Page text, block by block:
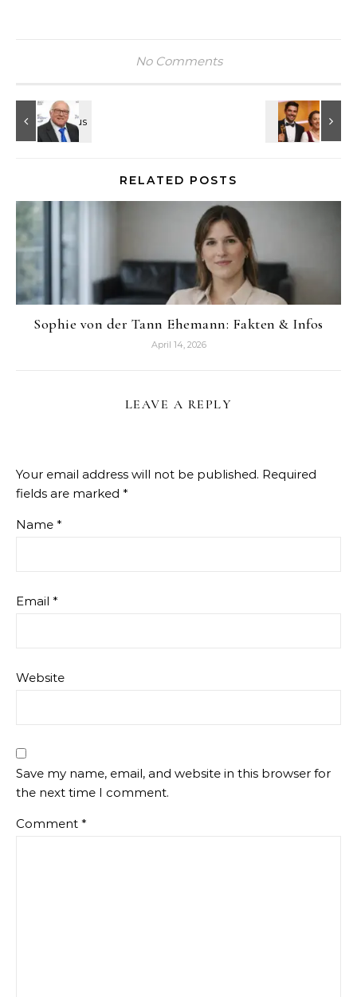
No Comments
RELATED POSTS
Sophie von der Tann Ehemann: Fakten & Infos
April 14, 2026
LEAVE A REPLY
Your email address will not be published. Required
fields are marked *
Name *
Email *
Website
Save my name, email, and website in this browser for
the next time I comment.
Comment *